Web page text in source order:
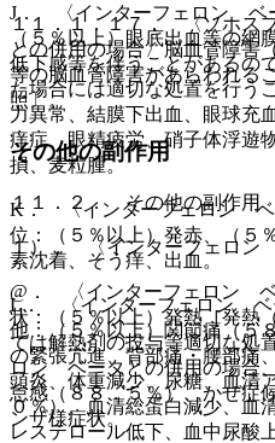
J． 〈インターフェロン ベ
（５％以上）眼底出血等の網
低下感等を伴うことがあるの
た場合には適切な処置を行う
力異常、結膜下出血、眼球充
痒症、眼精疲労、硝子体浮遊
損、麦粒腫。
K． 〈インターフェロン ベ
位：（５％以上）発赤、（５
素沈着、そう痒、出血。
L． 〈インターフェロン ベ
他：（５％以上）関節痛（５
の緊張亢進、背部痛・腰部痛
頭炎、体重減少、尿糖、血清
０％）、血清総蛋白減少、血
レステロール低下、血中尿酸
１１．１．１７． 〈ソホス
との併用の場合〉脳血管障害
等の脳血管障害があらわれる
照〕。
その他の副作用
１１．２． その他の副作用
１）． 〈インターフェロン
@． 〈インターフェロン ベ
状：（５％以上）発熱［発熱
ては解熱剤の投与等適切な処
ロン ベータとの併用の場合
怠感（８８．５％）、かぜ症
ンザ様症状。